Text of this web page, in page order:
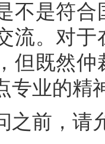
不是符
流。对
但既然
专业的精
前，请